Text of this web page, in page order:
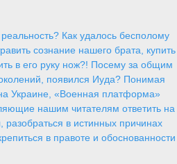
Как удалось бесполому
сознание нашего брата, купить
в его руку нож?! Посему за общим
появился Иуда? Понимая
Украине, «Военная платформа»
нашим читателям ответить на
в истинных причинах
в правоте и обоснованности